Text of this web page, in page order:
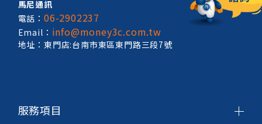
馬尼通訊
電話：06-2902237
Email： info@money3c.com.tw
地址：東門店:台南市東區東門路三段7號
服務項目